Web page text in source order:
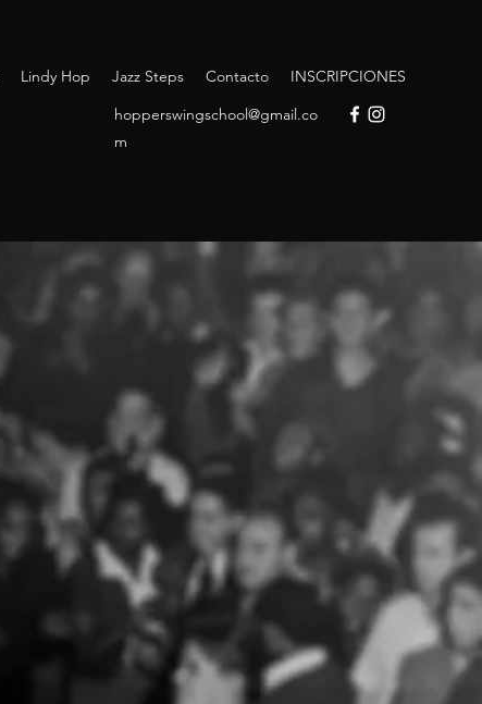
Lindy Hop Jazz Steps Contacto
INSCRIPCIONES
hopperswingschool@gmail.co
m